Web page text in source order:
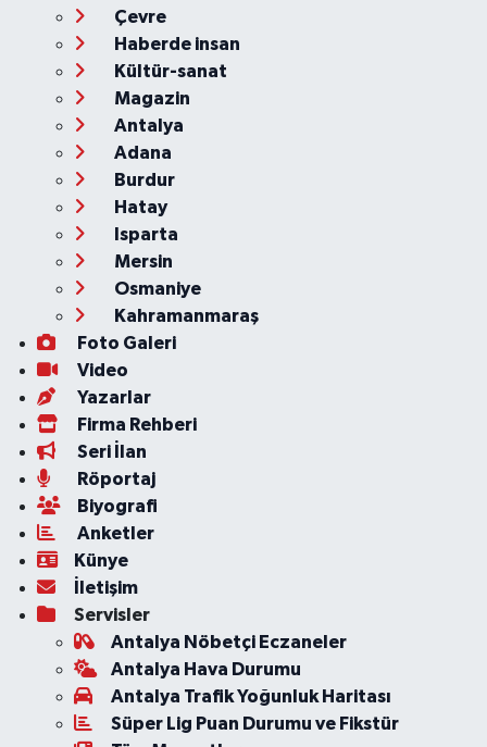
Çevre
Haberde insan
Kültür-sanat
Magazin
Antalya
Adana
Burdur
Hatay
Isparta
Mersin
Osmaniye
Kahramanmaraş
Foto Galeri
Video
Yazarlar
Firma Rehberi
Seri İlan
Röportaj
Biyografi
Anketler
Künye
İletişim
Servisler
Antalya Nöbetçi Eczaneler
Antalya Hava Durumu
Antalya Trafik Yoğunluk Haritası
Süper Lig Puan Durumu ve Fikstür